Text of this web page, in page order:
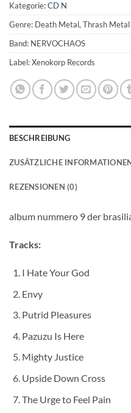
Kategorie:CD N
Genre: Death Metal, Thrash Metal
Band: NERVOCHAOS
Label: Xenokorp Records
BESCHREIBUNG
ZUSÄTZLICHE
REZENSIONEN (0)
album nummero 9 der
Tracks:
I Hate Your God
Envy
Putrid Pleasures
Pazuzu Is Here
Mighty Justice
Upside Down Cross
The Urge to Feel Pain